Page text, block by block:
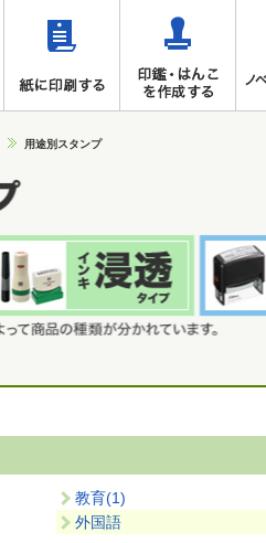
用途別スタンプ
教育(1)
外国語